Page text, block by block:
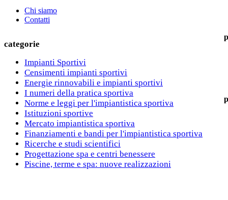
Chi siamo
Contatti
categorie
Impianti Sportivi
Censimenti impianti sportivi
Energie rinnovabili e impianti sportivi
I numeri della pratica sportiva
Norme e leggi per l'impiantistica sportiva
Istituzioni sportive
Mercato impiantistica sportiva
Finanziamenti e bandi per l'impiantistica sportiva
Ricerche e studi scientifici
Progettazione spa e centri benessere
Piscine, terme e spa: nuove realizzazioni